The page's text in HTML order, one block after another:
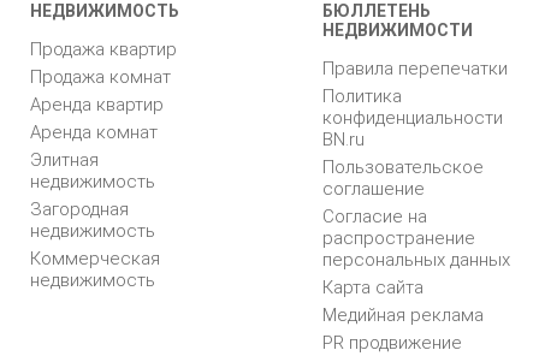
НЕДВИЖИМОСТЬ
Продажа квартир
Продажа комнат
Аренда квартир
Аренда комнат
Элитная
недвижимость
Загородная
недвижимость
Коммерческая
недвижимость
БЮЛЛЕТЕНЬ
НЕДВИЖИМОСТИ
Правила перепечатки
Политика
конфиденциальности
BN.ru
Пользовательское
соглашение
Согласие на
распространение
персональных данных
Карта сайта
Медийная реклама
PR продвижение